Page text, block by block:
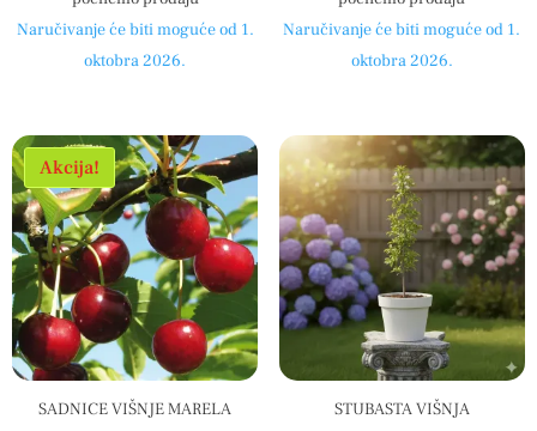
Naručivanje će biti moguće od 1.
oktobra 2026.
Naručivanje će biti moguće od 1.
oktobra 2026.
Akcija!
SADNICE VIŠNJE MARELA
STUBASTA VIŠNJA